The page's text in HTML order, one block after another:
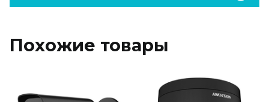
Похожие товары